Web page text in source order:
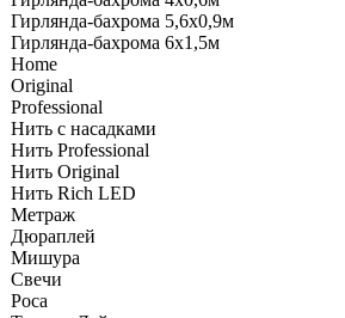
Гирлянда-бахрома 5,6х0,9м
Гирлянда-бахрома 6х1,5м
Home
Original
Professional
Нить с насадками
Нить Professional
Нить Original
Нить Rich LED
Метраж
Дюраплей
Мишура
Свечи
Роса